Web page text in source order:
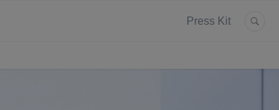
Press Kit